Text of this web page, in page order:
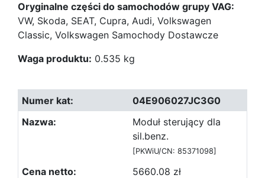
Oryginalne części do samochodów grupy VAG:
VW, Skoda, SEAT, Cupra, Audi, Volkswagen
Classic, Volkswagen Samochody Dostawcze
Waga produktu: 0.535 kg
04E906027JC3G0
Moduł sterujący dla
sil.benz.
[PKWiU/CN: 85371098]
5660.08 zł